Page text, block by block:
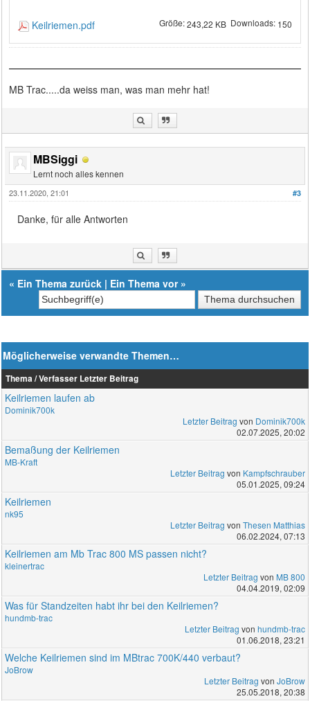
Keilriemen.pdf Größe:243,22 KBDownloads: 150
MB Trac.....da weiss man, was man mehr hat!
MBSiggi
Lernt noch alles kennen
#3
23.11.2020, 21:01
Danke, für alle Antworten
« Ein Thema zurück | Ein Thema vor»
Möglicherweise verwandte Themen…
Thema / Verfasser Letzter Beitrag
Keilriemen laufen ab
Dominik700k
Letzter Beitrag von Dominik700k
02.07.2025, 20:02
Bemaßung der Keilriemen
MB-Kraft
Letzter Beitrag von Kampfschrauber
05.01.2025, 09:24
Keilriemen
nk95
Letzter Beitrag von Thesen Matthias
06.02.2024, 07:13
Keilriemen am Mb Trac 800 MS passen nicht?
kleinertrac
Letzter Beitrag von MB 800
04.04.2019, 02:09
Was für Standzeiten habt ihr bei den Keilriemen?
hundmb-trac
Letzter Beitrag von hundmb-trac
01.06.2018, 23:21
Welche Keilriemen sind im MBtrac 700K/440 verbaut?
JoBrow
Letzter Beitrag von JoBrow
25.05.2018, 20:38